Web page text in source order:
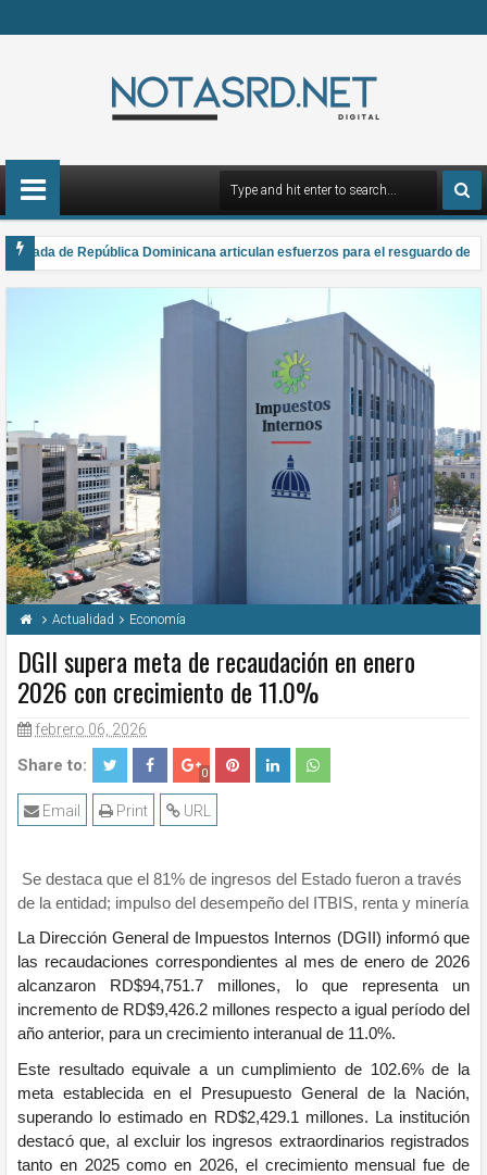
de República Dominicana articulan esfuerzos para el resguardo del
el Premio Anual Nacional de Poesía Salomé Ureña de Henríquez 2026
Actualidad Economía
DGII supera meta de recaudación en enero
2026 con crecimiento de 11.0%
febrero 06, 2026
Share to: 0
URL
Print
Email
Se destaca que el 81% de ingresos del Estado fueron a través
de la entidad; impulso del desempeño del ITBIS, renta y minería
La Dirección General de Impuestos Internos (DGII) informó que
las recaudaciones correspondientes al mes de enero de 2026
alcanzaron RD$94,751.7 millones, lo que representa un
incremento de RD$9,426.2 millones respecto a igual período del
año anterior, para un crecimiento interanual de 11.0%.
Este resultado equivale a un cumplimiento de 102.6% de la
meta establecida en el Presupuesto General de la Nación,
superando lo estimado en RD$2,429.1 millones. La institución
destacó que, al excluir los ingresos extraordinarios registrados
tanto en 2025 como en 2026, el crecimiento mensual fue de